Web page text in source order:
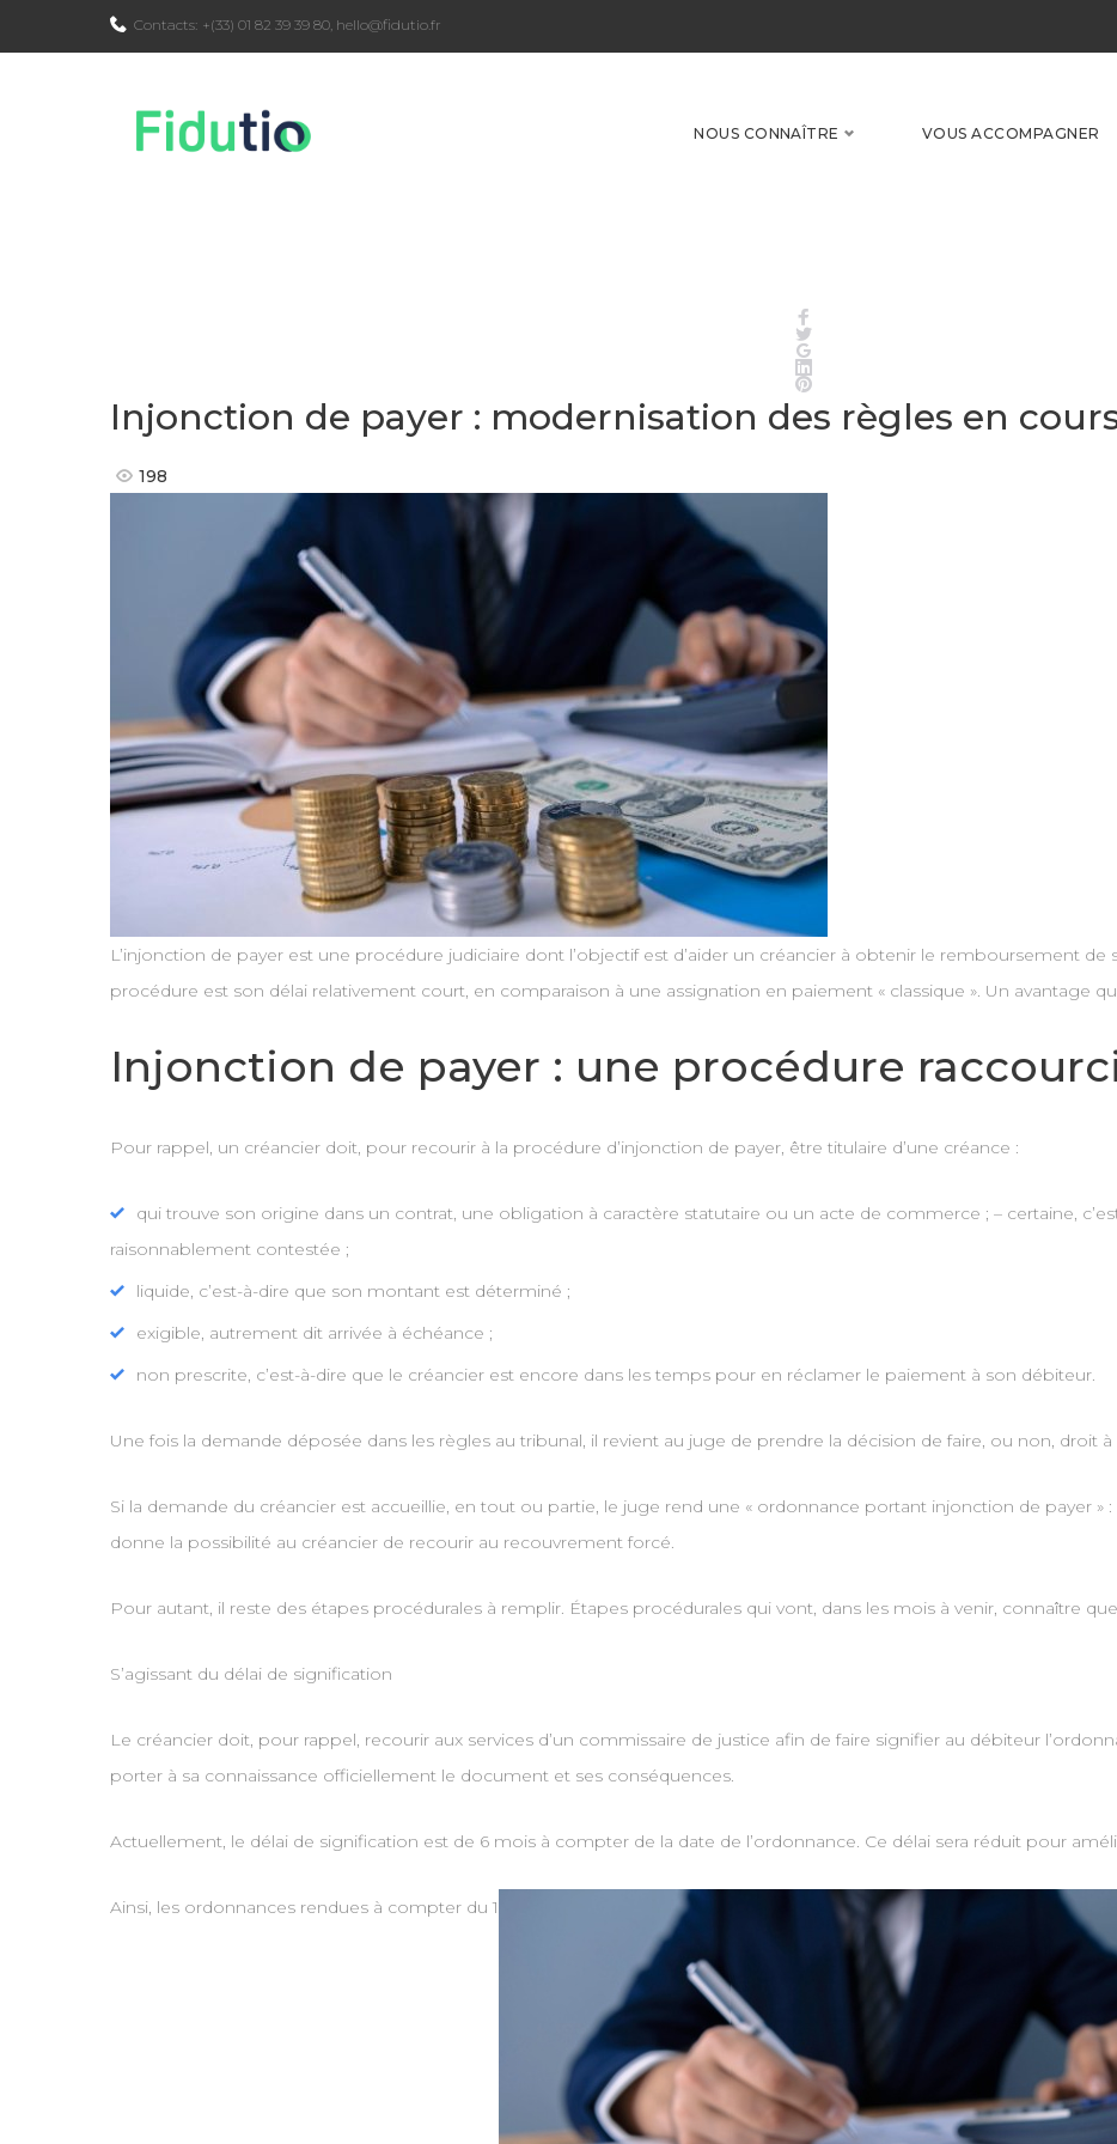
to
Contacts: +(33) 01 82 39 39 80, hello@fidutio.fr
NOUS CONNAÎTRE VOUS ACCOMPAGNER
Twitter
Pinterest
Injonction de payer : modernisation des règles en
198
L’injonction de payer est une procédure judiciaire dont l’objectif est d’aider un créancier à obtenir le remboursement
procédure est son délai relativement court, en comparaison à une assignation en paiement « classique ». Un avantage
Injonction de payer : une procédure
Pour rappel, un créancier doit, pour recourir à la procédure d’injonction de payer, être titulaire d’une créance :
qui trouve son origine dans un contrat, une obligation à caractère statutaire ou un acte de commerce ; – certaine,
raisonnablement contestée ;
liquide, c’est-à-dire que son montant est déterminé ;
exigible, autrement dit arrivée à échéance ;
non prescrite, c’est-à-dire que le créancier est encore dans les temps pour en réclamer le paiement à son débiteur.
Une fois la demande déposée dans les règles au tribunal, il revient au juge de prendre la décision de faire, ou non, droit
Si la demande du créancier est accueillie, en tout ou partie, le juge rend une « ordonnance portant injonction de payer
donne la possibilité au créancier de recourir au recouvrement forcé.
Pour autant, il reste des étapes procédurales à remplir. Étapes procédurales qui vont, dans les mois à venir, connaître
S’agissant du délai de signification
Le créancier doit, pour rappel, recourir aux services d’un commissaire de justice afin de faire signifier au débiteur
porter à sa connaissance officiellement le document et ses conséquences.
Actuellement, le délai de signification est de 6 mois à compter de la date de l’ordonnance. Ce délai sera réduit pour
Ainsi, les ordonnances rendues à compter du 1